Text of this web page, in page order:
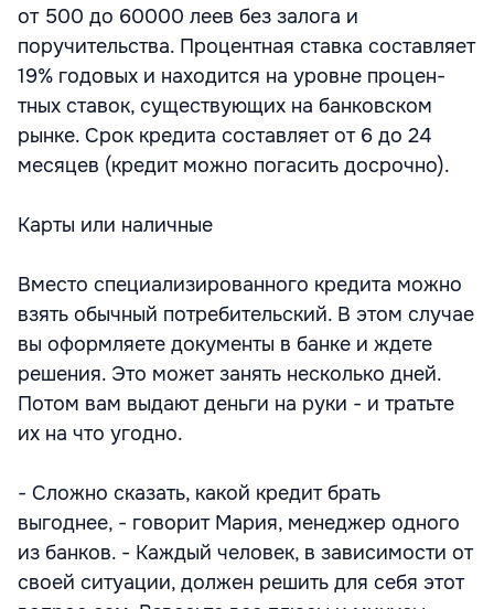
от 500 до 60000 леев без залога и
поручительства. Процентная ставка составляет
19% годовых и находится на уровне процен-
тных ставок, существующих на банковском
рынке. Срок кредита составляет от 6 до 24
месяцев (кредит можно погасить досрочно).
Карты или наличные
Вместо специализированного кредита можно
взять обычный потребительский. В этом случае
вы оформляете документы в банке и ждете
решения. Это может занять несколько дней.
Потом вам выдают деньги на руки - и тратьте
их на что угодно.
- Сложно сказать, какой кредит брать
выгоднее, - говорит Мария, менеджер одного
из банков. - Каждый человек, в зависимости от
своей ситуации, должен решить для себя этот